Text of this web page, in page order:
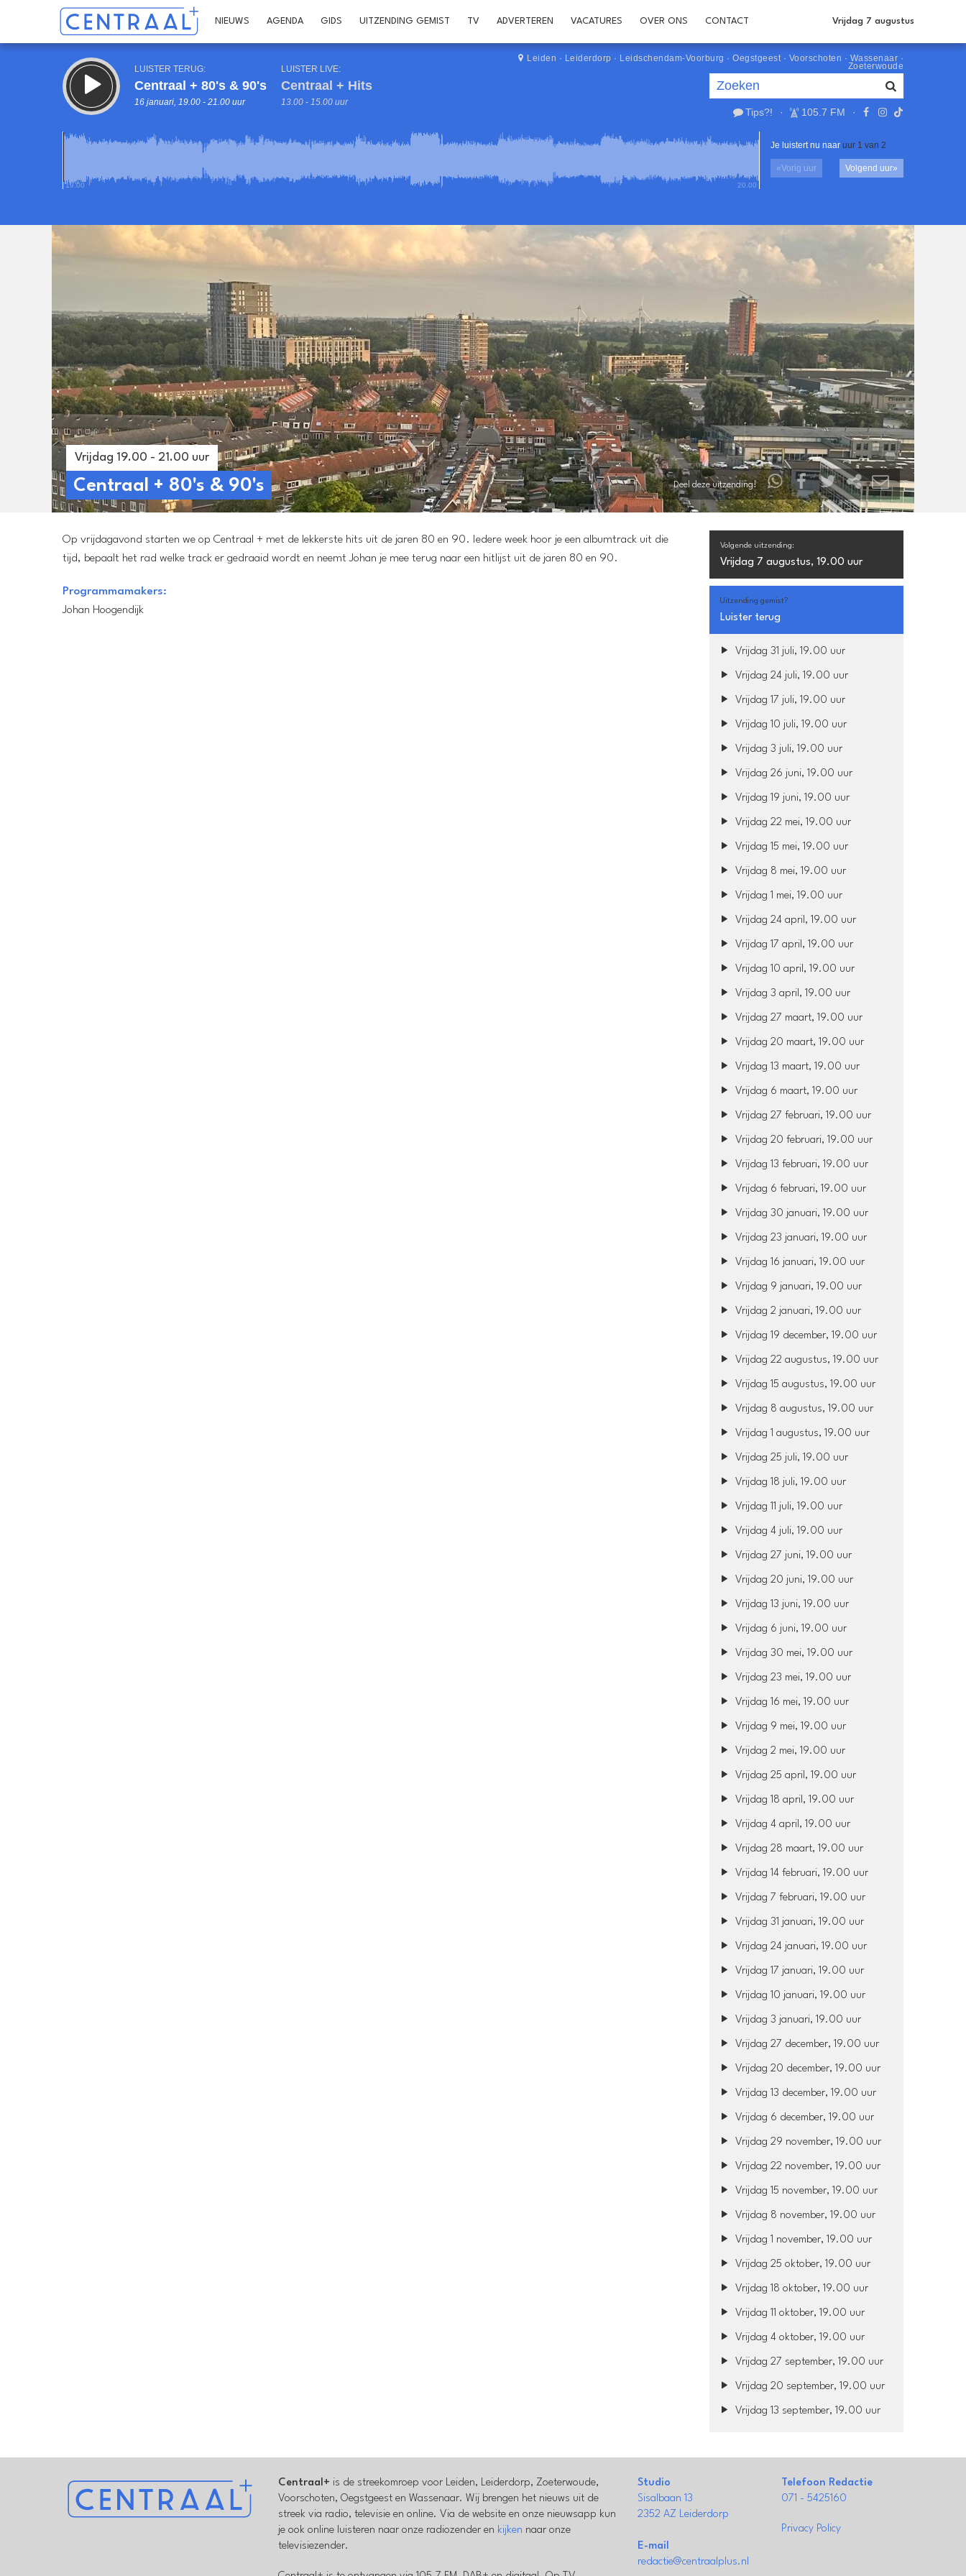
NIEUWS AGENDA GIDS UITZENDING GEMIST TV ADVERTEREN VACATURES OVER ONS CONTACT Vrijdag 7 augustus
LUISTER TERUG:
Centraal + 80's & 90's
16 januari, 19.00 - 21.00 uur
LUISTER LIVE:
Centraal + Hits
13.00 - 15.00 uur
Leiden · Leiderdorp · Leidschendam-Voorburg · Oegstgeest· Voorschoten · Wassenaar ·
Zoeterwoude
Tips?! · 105.7 FM ·
19.00 20.00
Je luistert nu naar uur 1 van 2
«Vorig uur Volgend uur»
Vrijdag 19.00 - 21.00 uur
Centraal + 80's & 90's Deel deze uitzending!
Op vrijdagavond starten we op Centraal + met de lekkerste hits uit de jaren 80 en 90. Iedere week hoor je een albumtrack uit die
tijd, bepaalt het rad welke track er gedraaid wordt en neemt Johan je mee terug naar een hitlijst uit de jaren 80 en 90.
Programmamakers:
Johan Hoogendijk
Volgende uitzending:
Vrijdag 7 augustus, 19.00 uur
Uitzending gemist?
Luister terug
Vrijdag 31 juli, 19.00 uur
Vrijdag 24 juli, 19.00 uur
Vrijdag 17 juli, 19.00 uur
Vrijdag 10 juli, 19.00 uur
Vrijdag 3 juli, 19.00 uur
Vrijdag 26 juni, 19.00 uur
Vrijdag 19 juni, 19.00 uur
Vrijdag 22 mei, 19.00 uur
Vrijdag 15 mei, 19.00 uur
Vrijdag 8 mei, 19.00 uur
Vrijdag 1 mei, 19.00 uur
Vrijdag 24 april, 19.00 uur
Vrijdag 17 april, 19.00 uur
Vrijdag 10 april, 19.00 uur
Vrijdag 3 april, 19.00 uur
Vrijdag 27 maart, 19.00 uur
Vrijdag 20 maart, 19.00 uur
Vrijdag 13 maart, 19.00 uur
Vrijdag 6 maart, 19.00 uur
Vrijdag 27 februari, 19.00 uur
Vrijdag 20 februari, 19.00 uur
Vrijdag 13 februari, 19.00 uur
Vrijdag 6 februari, 19.00 uur
Vrijdag 30 januari, 19.00 uur
Vrijdag 23 januari, 19.00 uur
Vrijdag 16 januari, 19.00 uur
Vrijdag 9 januari, 19.00 uur
Vrijdag 2 januari, 19.00 uur
Vrijdag 19 december, 19.00 uur
Vrijdag 22 augustus, 19.00 uur
Vrijdag 15 augustus, 19.00 uur
Vrijdag 8 augustus, 19.00 uur
Vrijdag 1 augustus, 19.00 uur
Vrijdag 25 juli, 19.00 uur
Vrijdag 18 juli, 19.00 uur
Vrijdag 11 juli, 19.00 uur
Vrijdag 4 juli, 19.00 uur
Vrijdag 27 juni, 19.00 uur
Vrijdag 20 juni, 19.00 uur
Vrijdag 13 juni, 19.00 uur
Vrijdag 6 juni, 19.00 uur
Vrijdag 30 mei, 19.00 uur
Vrijdag 23 mei, 19.00 uur
Vrijdag 16 mei, 19.00 uur
Vrijdag 9 mei, 19.00 uur
Vrijdag 2 mei, 19.00 uur
Vrijdag 25 april, 19.00 uur
Vrijdag 18 april, 19.00 uur
Vrijdag 4 april, 19.00 uur
Vrijdag 28 maart, 19.00 uur
Vrijdag 14 februari, 19.00 uur
Vrijdag 7 februari, 19.00 uur
Vrijdag 31 januari, 19.00 uur
Vrijdag 24 januari, 19.00 uur
Vrijdag 17 januari, 19.00 uur
Vrijdag 10 januari, 19.00 uur
Vrijdag 3 januari, 19.00 uur
Vrijdag 27 december, 19.00 uur
Vrijdag 20 december, 19.00 uur
Vrijdag 13 december, 19.00 uur
Vrijdag 6 december, 19.00 uur
Vrijdag 29 november, 19.00 uur
Vrijdag 22 november, 19.00 uur
Vrijdag 15 november, 19.00 uur
Vrijdag 8 november, 19.00 uur
Vrijdag 1 november, 19.00 uur
Vrijdag 25 oktober, 19.00 uur
Vrijdag 18 oktober, 19.00 uur
Vrijdag 11 oktober, 19.00 uur
Vrijdag 4 oktober, 19.00 uur
Vrijdag 27 september, 19.00 uur
Vrijdag 20 september, 19.00 uur
Vrijdag 13 september, 19.00 uur
Centraal+ is de streekomroep voor Leiden, Leiderdorp, Zoeterwoude,
Voorschoten, Oegstgeest en Wassenaar. Wij brengen het nieuws uit de
streek via radio, televisie en online. Via de website en onze nieuwsapp kun
je ook online luisteren naar onze radiozender en kijken naar onze
televisiezender.
Studio
Sisalbaan 13
2352 AZ Leiderdorp
E-mail
redactie@centraalplus.nl
Telefoon Redactie
071 - 5425160
Privacy Policy